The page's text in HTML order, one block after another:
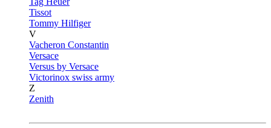
Tissot
Tommy Hilfiger
V
Vacheron Constantin
Versace
Versus by Versace
Victorinox swiss army
Z
Zenith